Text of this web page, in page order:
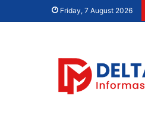
Friday, 7 August 2026